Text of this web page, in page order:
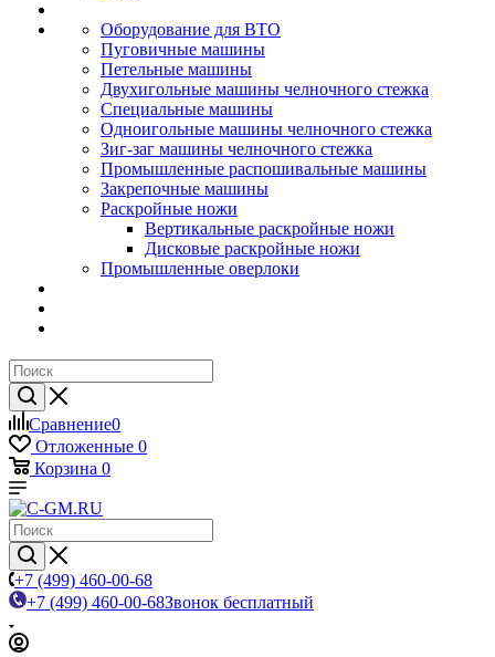
Оборудование для ВТО
Пуговичные машины
Петельные машины
Двухигольные машины челночного стежка
Специальные машины
Одноигольные машины челночного стежка
Зиг-заг машины челночного стежка
Промышленные распошивальные машины
Закрепочные машины
Раскройные ножи
Вертикальные раскройные ножи
Дисковые раскройные ножи
Промышленные оверлоки
Сравнение0
Отложенные 0
Корзина 0
+7 (499) 460-00-68
+7 (499) 460-00-68Звонок бесплатный